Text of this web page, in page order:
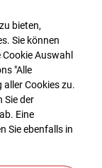
bieten,
Sie können
Auswahl
"Alle
Cookies zu.
Sie der
Eine
Sie ebenfalls in